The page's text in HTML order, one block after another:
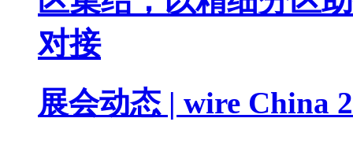
展会动态 | wire China